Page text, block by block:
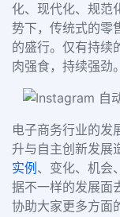
化、现代化、规范
势下，传统式的零
的盛行。仅有持续
肉强食，持续强劲。
电子商务行业的发
升与自主创新发展
实例 、变化、机会
据不一样的发展面
协助大家更多方面